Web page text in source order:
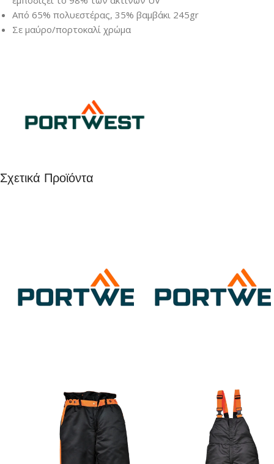
Από 65% πολυεστέρας, 35% βαμβάκι 245gr
Σε μαύρο/πορτοκαλί χρώμα
Σχετικά Προϊόντα